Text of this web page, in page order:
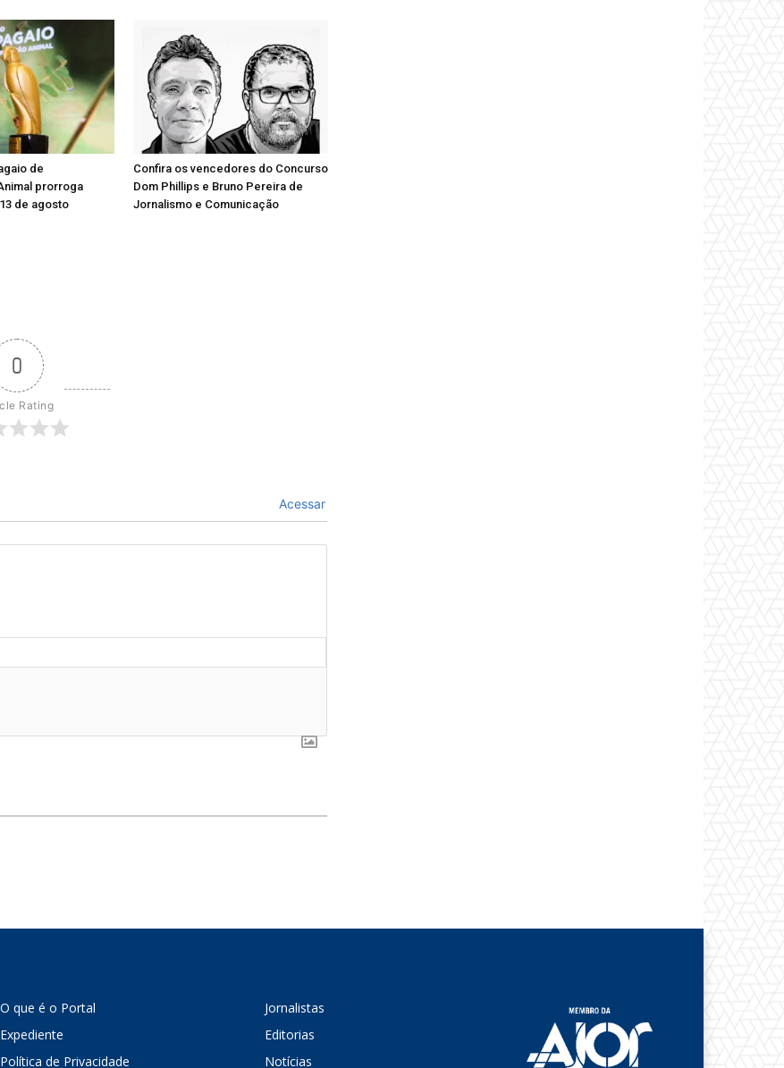
de
prorroga
de agosto
Confira os vencedores do Concurso
Dom Phillips e Bruno Pereira de
Jornalismo e Comunicação
0
Rating
Acessar
O que é o Portal
Expediente
Política de Privacidade
Jornalistas
Editorias
Notícias